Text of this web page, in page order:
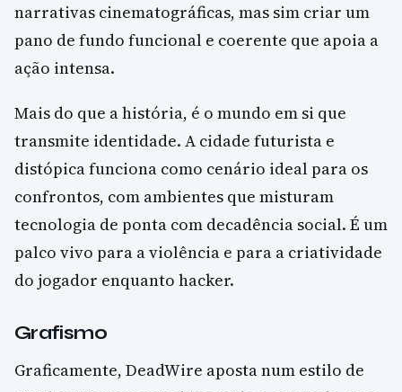
narrativas cinematográficas, mas sim criar um
pano de fundo funcional e coerente que apoia a
ação intensa.
Mais do que a história, é o mundo em si que
transmite identidade. A cidade futurista e
distópica funciona como cenário ideal para os
confrontos, com ambientes que misturam
tecnologia de ponta com decadência social. É um
palco vivo para a violência e para a criatividade
do jogador enquanto hacker.
Grafismo
Graficamente, DeadWire aposta num estilo de